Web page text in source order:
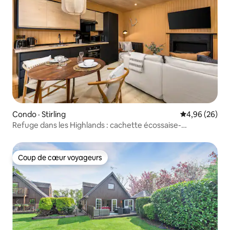
Condo · Stirling Note
4,96 (26)
Refuge dans les Highlands : cachette écossaise-
Coup de cœur voyageurs
Coup de cœur voyageurs